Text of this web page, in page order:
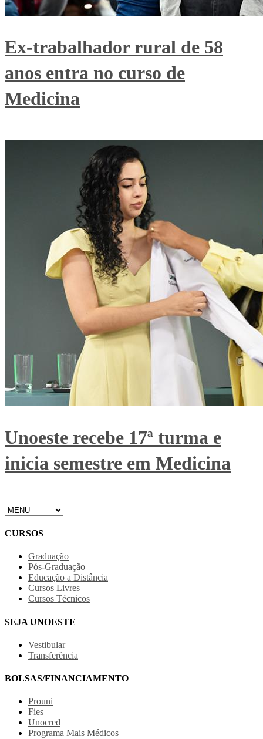
Ex-trabalhador rural de 58
anos entra no curso de
Medicina
Unoeste recebe 17ª turma e
inicia semestre em Medicina
CURSOS
Graduação
Pós-Graduação
Educação a Distância
Cursos Livres
Cursos Técnicos
SEJA UNOESTE
Vestibular
Transferência
BOLSAS/FINANCIAMENTO
Prouni
Fies
Unocred
Programa Mais Médicos